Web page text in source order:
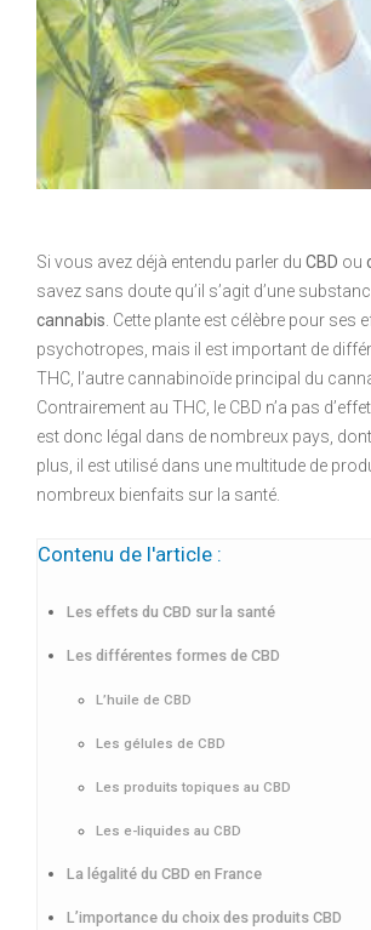
Si vous avez déjà entendu parler du CBD ou
savez sans doute qu’il s’agit d’une
cannabis. Cette plante est célèbre pour ses
psychotropes, mais il est important de
THC, l’autre cannabinoïde principal du
Contrairement au THC, le CBD n’a pas
est donc légal dans de nombreux pays,
plus, il est utilisé dans une multitude de
nombreux bienfaits sur la santé.
Contenu de l'article :
Les effets du CBD sur la santé
Les différentes formes de CBD
L’huile de CBD
Les gélules de CBD
Les produits topiques au CBD
Les e-liquides au CBD
La légalité du CBD en France
L’importance du choix des produits CBD